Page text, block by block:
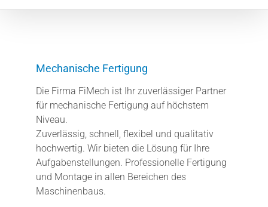
Mechanische Fertigung
Die Firma FiMech ist Ihr zuverlässiger Partner
für mechanische Fertigung auf höchstem
Niveau.
Zuverlässig, schnell, flexibel und qualitativ
hochwertig. Wir bieten die Lösung für Ihre
Aufgabenstellungen. Professionelle Fertigung
und Montage in allen Bereichen des
Maschinenbaus.